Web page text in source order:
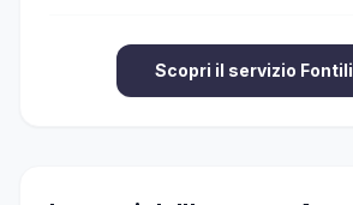
Scopri il servizio